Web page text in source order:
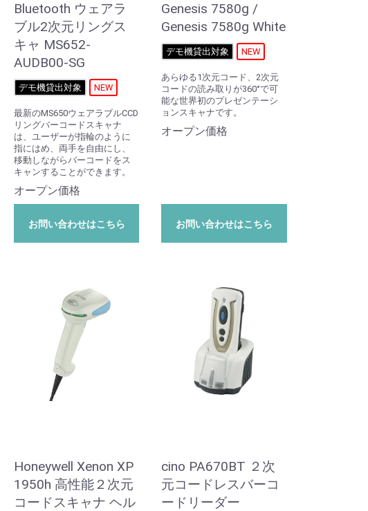
Bluetooth ウェアラ
ブル2次元リングス
キャ MS652-
AUDB00-SG
デモ機貸出対象 NEW
最新のMS650ウェアラブルCCD
リングバーコードスキャナ
は、ユーザーが指輪のように
指にはめ、両手を自由にし、
移動しながらバーコードをス
キャンすることができます。
オープン価格
お問い合わせはこちら
Genesis 7580g /
Genesis 7580g White
デモ機貸出対象 NEW
あらゆる1次元コード、2次元
コードの読み取りが360°で可
能な世界初のプレゼンテーシ
ョンスキャナです。
オープン価格
お問い合わせはこちら
Honeywell Xenon XP
1950h 高性能２次元
コードスキャナ ヘル
cino PA670BT ２次
元コードレスバーコ
ードリーダー